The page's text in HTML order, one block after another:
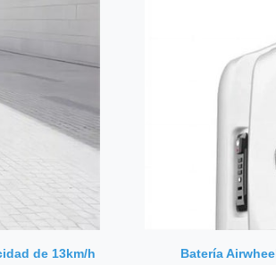
de 13km/h
Batería